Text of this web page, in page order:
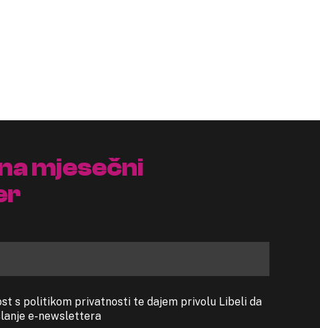
mjesečni
s politikom privatnosti te dajem privolu Libeli da
e-newslettera